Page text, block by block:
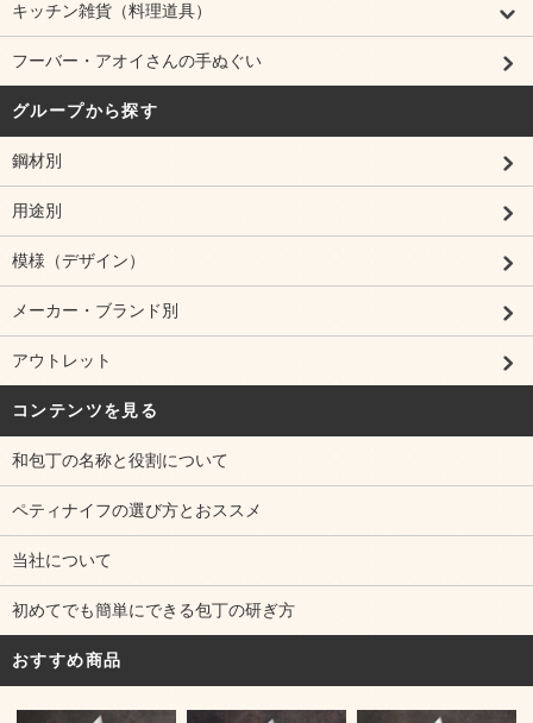
キッチン雑貨（料理道具）
フーバー・アオイさんの手ぬぐい
グループから探す
鋼材別
用途別
模様（デザイン）
メーカー・ブランド別
アウトレット
コンテンツを見る
和包丁の名称と役割について
ペティナイフの選び方とおススメ
当社について
初めてでも簡単にできる包丁の研ぎ方
おすすめ商品